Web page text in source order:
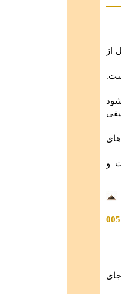
از
و
005